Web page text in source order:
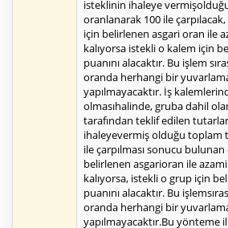
isteklinin ihaleye
oranlanarak 100 ile
için belirlenen asgari oran ile
kalıyorsa istekli o kalem için
puanını alacaktır. Bu işlem
oranda herhangi bir
yapılmayacaktır. İş
olmasıhalinde, gruba dahil
tarafından teklif edilen
ihaleyevermiş olduğu toplam
ile çarpılması sonucu
belirlenen asgarioran ile
kalıyorsa, istekli o grup için
puanını alacaktır. Bu
oranda herhangi bir
yapılmayacaktır.Bu yönteme